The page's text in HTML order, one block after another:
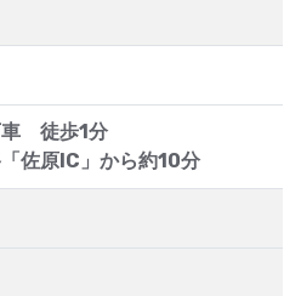
車 徒歩1分
佐原IC」から約10分